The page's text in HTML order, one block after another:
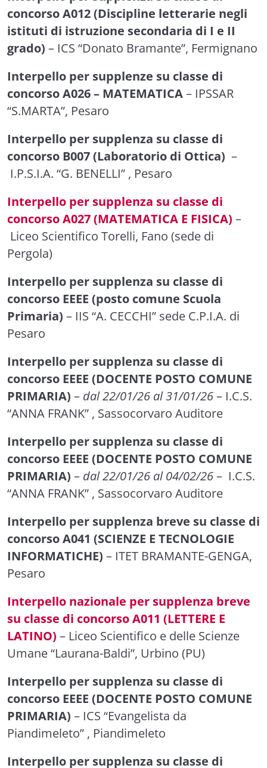
concorso A012 (Discipline letterarie negli
istituti di istruzione secondaria di I e II
grado) – ICS “Donato Bramante”, Fermignano
Interpello per supplenze su classe di
concorso A026 – MATEMATICA– IPSSAR
“S.MARTA”, Pesaro
Interpello per supplenza su classe di
concorso B007 (Laboratorio di Ottica) –
I.P.S.I.A. “G. BENELLI” , Pesaro
Interpello per supplenza su classe di
concorso A027 (MATEMATICA E FISICA) –
Liceo Scientifico Torelli, Fano (sede di
Pergola)
Interpello per supplenza su classe di
concorso EEEE (posto comune Scuola
Primaria) – IIS “A. CECCHI” sede C.P.I.A. di
Pesaro
Interpello per supplenza su classe di
concorso EEEE (DOCENTE POSTO COMUNE
PRIMARIA) – dal 22/01/26 al 31/01/26– I.C.S.
“ANNA FRANK” , Sassocorvaro Auditore
Interpello per supplenza su classe di
concorso EEEE (DOCENTE POSTO COMUNE
PRIMARIA) – dal 22/01/26 al 04/02/26– I.C.S.
“ANNA FRANK” , Sassocorvaro Auditore
Interpello per supplenza breve su classe di
concorso A041 (SCIENZE E TECNOLOGIE
INFORMATICHE) – ITET BRAMANTE-GENGA,
Pesaro
Interpello nazionale per supplenza breve
su classe di concorso A011 (LETTERE E
LATINO) – Liceo Scientifico e delle Scienze
Umane “Laurana-Baldi”, Urbino (PU)
Interpello per supplenza su classe di
concorso EEEE (DOCENTE POSTO COMUNE
PRIMARIA) – ICS “Evangelista da
Piandimeleto” , Piandimeleto
Interpello per supplenza su classe di